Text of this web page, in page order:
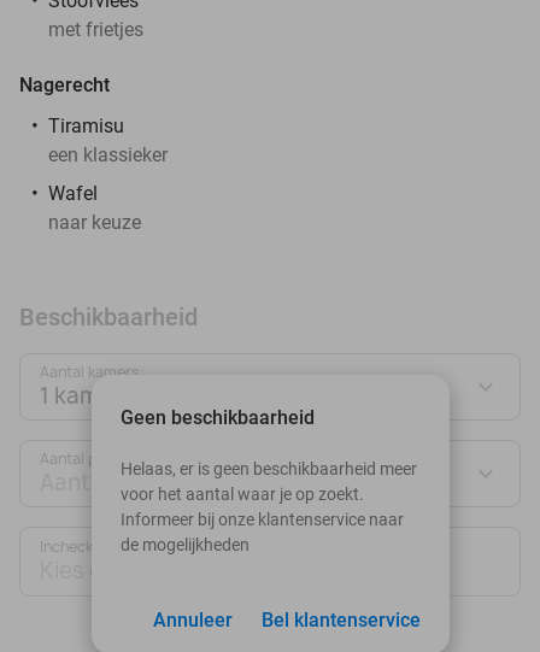
met frietjes
Nagerecht
Tiramisu
een klassieker
Wafel
naar keuze
Beschikbaarheid
Aantal kamers:
1 kamer
Aantal personen:
Aantal personen
Inchecken
Geen beschikbaarheid
Helaas, er is geen beschikbaarheid meer
voor het aantal waar je op zoekt.
Informeer bij onze klantenservice naar
de mogelijkheden
Bel klantenservice
Annuleer